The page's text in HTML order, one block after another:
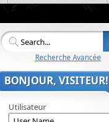
Recherche Avancée
BONJOUR, VISITEUR!
Utilisateur